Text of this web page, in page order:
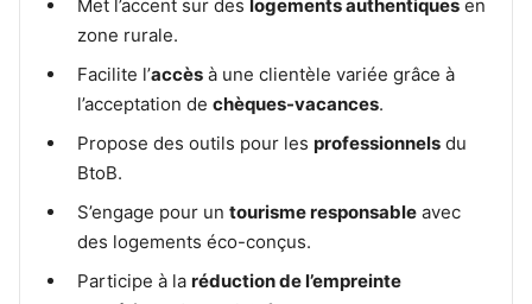
Met l’accent sur des logements authentiques en
zone rurale.
Facilite l’accès à une clientèle variée grâce à
l’acceptation de chèques-vacances.
Propose des outils pour les professionnels du
BtoB.
S’engage pour un tourisme responsable avec
des logements éco-conçus.
Participe à la réduction de l’empreinte